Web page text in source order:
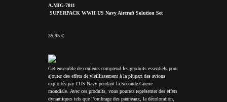
A.MIG-7811
SUPERPACK WWII US Navy Aircraft Solution Set
35,95 €
Cet ensemble de couleurs comprend les produits essentiels pour
ajouter des effets de vieillissement à la plupart des avions
exploités par l’US Navy pendant la Seconde Guerre
mondiale. Avec ces produits, vous pourrez représenter des effets
dynamiques tels que l’ombrage des panneaux, la décoloration,